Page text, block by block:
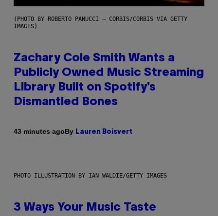
(PHOTO BY ROBERTO PANUCCI – CORBIS/CORBIS VIA GETTY
IMAGES)
Zachary Cole Smith Wants a
Publicly Owned Music Streaming
Library Built on Spotify’s
Dismantled Bones
43 minutes agoBy Lauren Boisvert
PHOTO ILLUSTRATION BY IAN WALDIE/GETTY IMAGES
3 Ways Your Music Taste